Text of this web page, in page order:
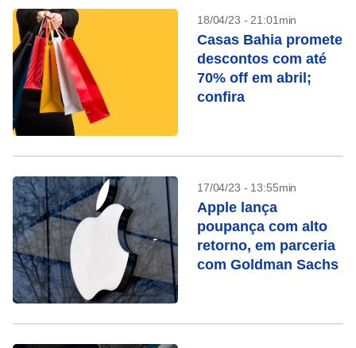
18/04/23 - 21:01min
Casas Bahia promete
descontos com até
70% off em abril;
confira
17/04/23 - 13:55min
Apple lança
poupança com alto
retorno, em parceria
com Goldman Sachs